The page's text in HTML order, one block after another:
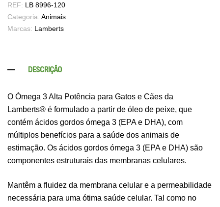
REF: LB 8996-120
Categoria: Animais
Marcas: Lamberts
DESCRIÇÃO
O Ómega 3 Alta Potência para Gatos e Cães da
Lamberts® é formulado a partir de óleo de peixe, que
contém ácidos gordos ómega 3 (EPA e DHA), com
múltiplos benefícios para a saúde dos animais de
estimação. Os ácidos gordos ómega 3 (EPA e DHA) são
componentes estruturais das membranas celulares.
Mantêm a fluidez da membrana celular e a permeabilidade
necessária para uma ótima saúde celular. Tal como no